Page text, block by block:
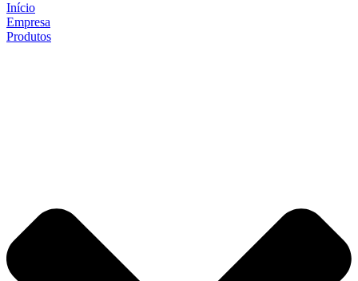
Início
Empresa
Produtos